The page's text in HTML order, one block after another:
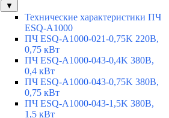
▼
Технические характеристики ПЧ
ESQ-A1000
ПЧ ESQ-A1000-021-0,75K 220В,
0,75 кВт
ПЧ ESQ-A1000-043-0,4K 380В,
0,4 кВт
ПЧ ESQ-A1000-043-0,75K 380В,
0,75 кВт
ПЧ ESQ-A1000-043-1,5K 380В,
1,5 кВт